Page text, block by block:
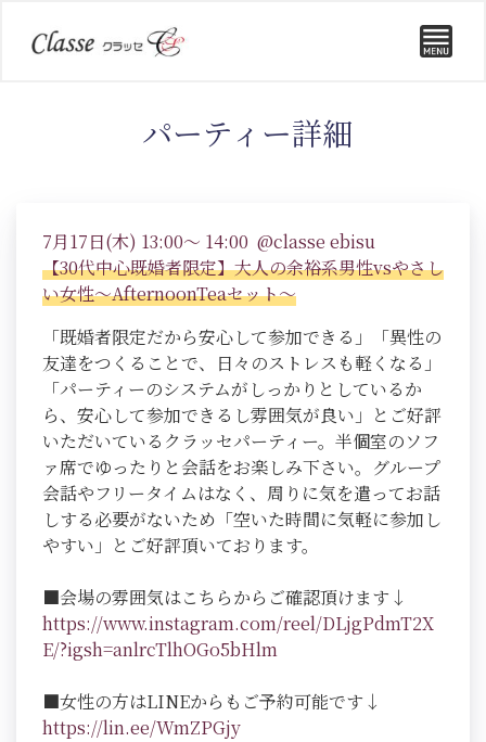
パーティー詳細
7月17日(木) 13:00～ 14:00 @classe ebisu
【30代中心既婚者限定】大人の余裕系男性vsやさし
い女性～AfternoonTeaセット～
「既婚者限定だから安心して参加できる」「異性の
友達をつくることで、日々のストレスも軽くなる」
「パーティーのシステムがしっかりとしているか
ら、安心して参加できるし雰囲気が良い」とご好評
いただいているクラッセパーティー。半個室のソフ
ァ席でゆったりと会話をお楽しみ下さい。グループ
会話やフリータイムはなく、周りに気を遣ってお話
しする必要がないため「空いた時間に気軽に参加し
やすい」とご好評頂いております。
■会場の雰囲気はこちらからご確認頂けます↓
https://www.instagram.com/reel/DLjgPdmT2X
E/?igsh=anlrcTlhOGo5bHlm
■女性の方はLINEからもご予約可能です↓
https://lin.ee/WmZPGjy